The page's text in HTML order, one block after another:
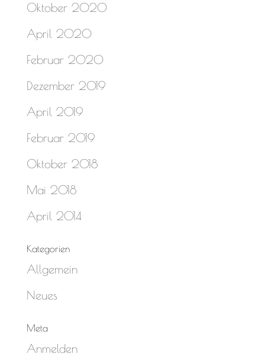
Oktober 2020
April 2020
Februar 2020
Dezember 2019
April 2019
Februar 2019
Oktober 2018
Mai 2018
April 2014
Kategorien
Allgemein
Neues
Meta
Anmelden